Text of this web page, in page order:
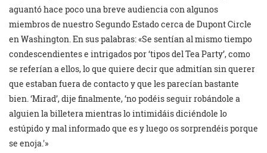
aguantó hace poco una breve audiencia con algunos
miembros de nuestro Segundo Estado cerca de Dupont Circle
en Washington. En sus palabras: «Se sentían al mismo tiempo
condescendientes e intrigados por ‘tipos del Tea Party’, como
se referían a ellos, lo que quiere decir que admitían sin querer
que estaban fuera de contacto y que les parecían bastante
bien. ‘Mirad’, dije finalmente, ‘no podéis seguir robándole a
alguien la billetera mientras lo intimidáis diciéndole lo
estúpido y mal informado que es y luego os sorprendéis porque
se enoja.'»